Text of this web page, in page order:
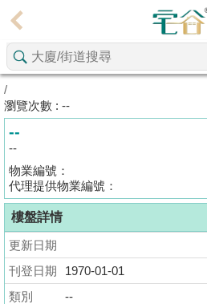
理
主
搵
成
交
業
主
放
盤
/
瀏覽次數 : --
--
--
物業編號：
代理提供物業編號：
樓盤詳情
更新日期
刊登日期
1970-01-01
類別
--